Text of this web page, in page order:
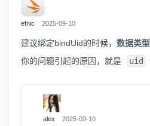
efnic 2025-09-10
建议绑定bindUid的时候， 数据类型
你的问题引起的原因，就是
uid
alex 2025-09-10